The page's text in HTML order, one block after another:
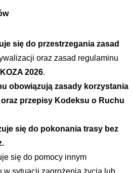
się do przestrzegania zasad
oraz zasad regulaminu
KOZA 2026.
obowiązują zasady korzystania
przepisy Kodeksu o Ruchu
się do pokonania trasy bez
się do pomocy innym
w sytuacji zagrożenia życia lub